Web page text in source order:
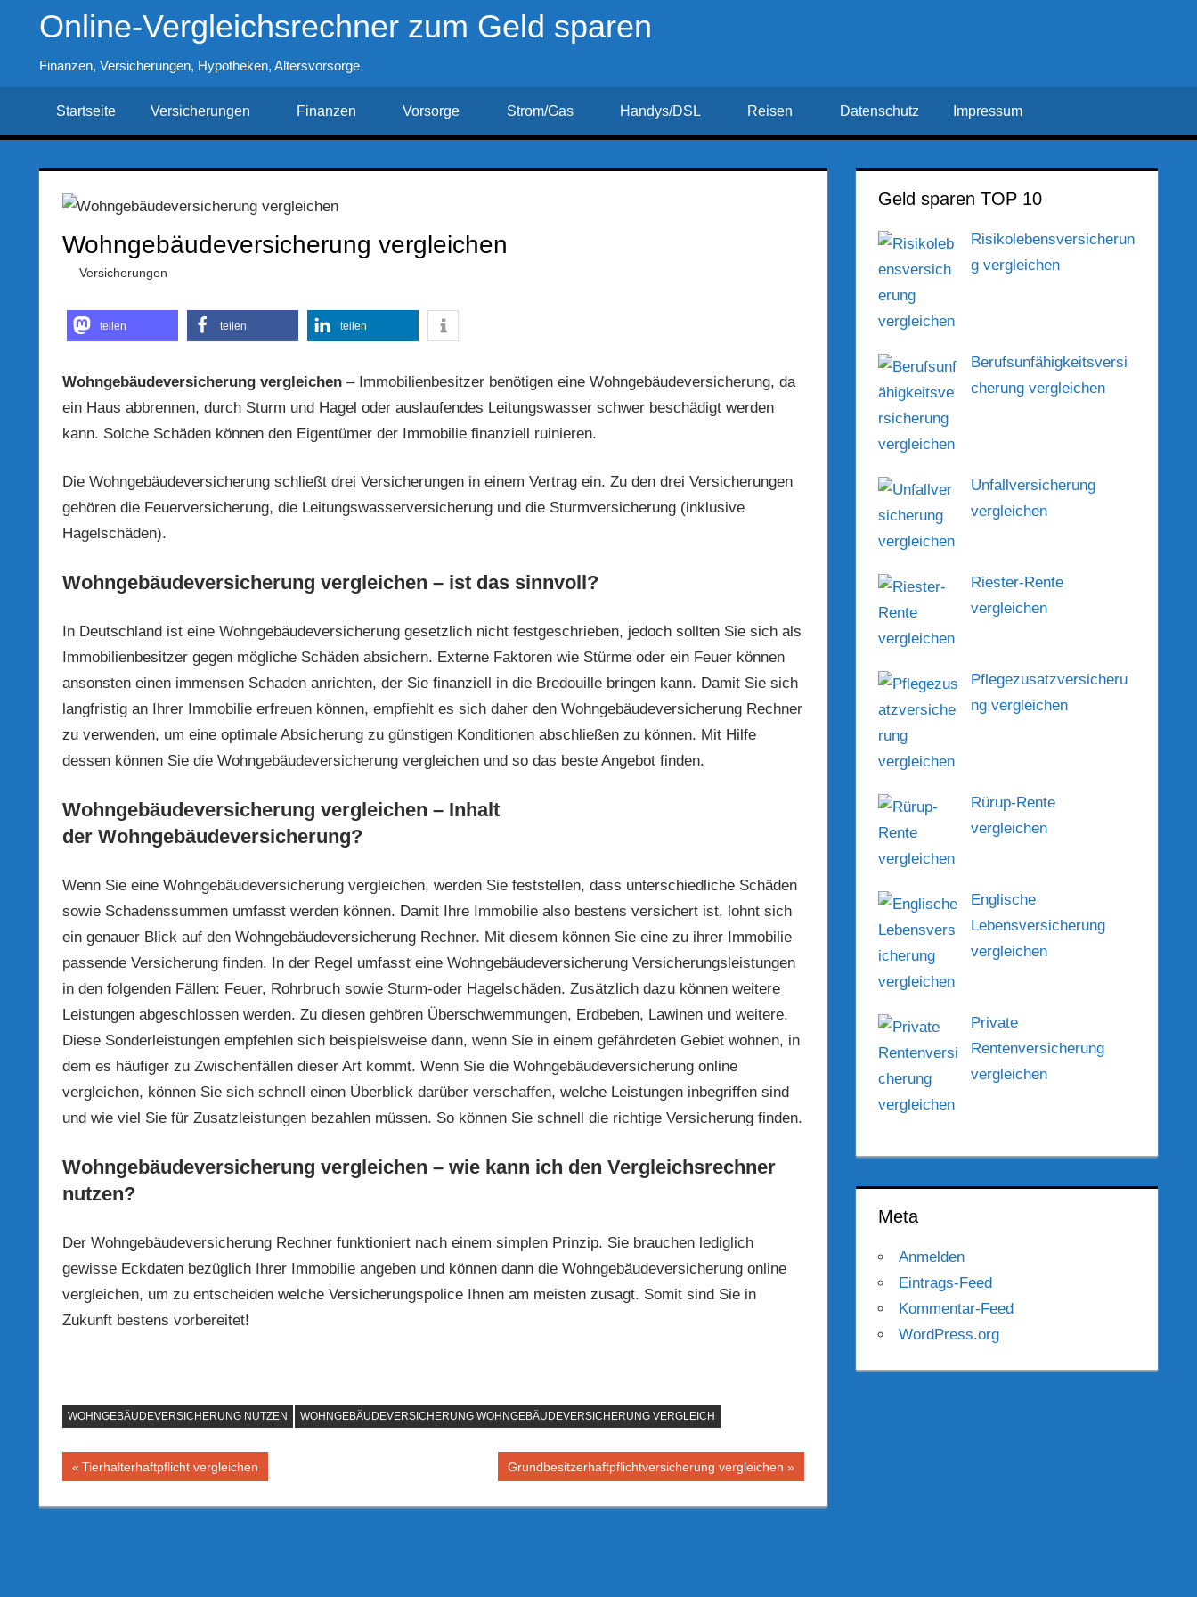
springen
Online-Vergleichsrechner zum Geld sparen
Finanzen, Versicherungen, Hypotheken, Altersvorsorge
Startseite Versicherungen Finanzen Vorsorge Strom/Gas Handys/DSL Reisen Datenschutz Impressum
Wohngebäudeversicherung vergleichen
23. März 2017
Hubert Woldrich
Versicherungen
teilen teilen teilen
Wohngebäudeversicherung vergleichen– Immobilienbesitzer benötigen eine Wohn­gebäude­versicherung, da
ein Haus abbrennen, durch Sturm und Hagel oder auslaufendes Leitungs­wasser schwer beschädigt werden
kann. Solche Schäden können den Eigentümer der Immobilie finanziell ruinieren.
Die Wohngebäudeversicherung schließt drei Versicherungen in einem Vertrag ein. Zu den drei Versicherungen
gehören die Feuerversicherung, die Leitungswasserversicherung und die Sturmversicherung (inklusive
Hagelschäden).
Wohngebäudeversicherung vergleichen – ist das sinnvoll?
In Deutschland ist eine Wohngebäudeversicherung gesetzlich nicht festgeschrieben, jedoch sollten Sie sich als
Immobilienbesitzer gegen mögliche Schäden absichern. Externe Faktoren wie Stürme oder ein Feuer können
ansonsten einen immensen Schaden anrichten, der Sie finanziell in die Bredouille bringen kann. Damit Sie sich
langfristig an Ihrer Immobilie erfreuen können, empfiehlt es sich daher den Wohngebäudeversicherung Rechner
zu verwenden, um eine optimale Absicherung zu günstigen Konditionen abschließen zu können. Mit Hilfe
dessen können Sie die Wohngebäudeversicherung vergleichen und so das beste Angebot finden.
Wohngebäudeversicherung vergleichen – Inhalt
derWohngebäudeversicherung?
Wenn Sie eine Wohngebäudeversicherung vergleichen, werden Sie feststellen, dass unterschiedliche Schäden
sowie Schadenssummen umfasst werden können. Damit Ihre Immobilie also bestens versichert ist, lohnt sich
ein genauer Blick auf den Wohngebäudeversicherung Rechner. Mit diesem können Sie eine zu ihrer Immobilie
passende Versicherung finden. In der Regel umfasst eine Wohngebäudeversicherung Versicherungsleistungen
in den folgenden Fällen: Feuer, Rohrbruch sowie Sturm-oder Hagelschäden. Zusätzlich dazu können weitere
Leistungen abgeschlossen werden. Zu diesen gehören Überschwemmungen, Erdbeben, Lawinen und weitere.
Diese Sonderleistungen empfehlen sich beispielsweise dann, wenn Sie in einem gefährdeten Gebiet wohnen, in
dem es häufiger zu Zwischenfällen dieser Art kommt. Wenn Sie die Wohngebäudeversicherung online
vergleichen, können Sie sich schnell einen Überblick darüber verschaffen, welche Leistungen inbegriffen sind
und wie viel Sie für Zusatzleistungen bezahlen müssen. So können Sie schnell die richtige Versicherung finden.
Wohngebäudeversicherung vergleichen – wie kann ich den Vergleichsrechner
nutzen?
Der Wohngebäudeversicherung Rechner funktioniert nach einem simplen Prinzip. Sie brauchen lediglich
gewisse Eckdaten bezüglich Ihrer Immobilie angeben und können dann die Wohngebäudeversicherung online
vergleichen, um zu entscheiden welche Versicherungspolice Ihnen am meisten zusagt. Somit sind Sie in
Zukunft bestens vorbereitet!
WOHNGEBÄUDEVERSICHERUNG NUTZEN WOHNGEBÄUDEVERSICHERUNG WOHNGEBÄUDEVERSICHERUNG VERGLEICH
Beitragsnavigation
Vorheriger
Tierhalterhaftpflicht vergleichen
Nächster
Grundbesitzerhaftpflichtversicherung vergleichen
Geld sparen TOP 10
Risikolebensversicherun
g vergleichen
Berufsunfähigkeitsversi
cherung vergleichen
Unfallversicherung
vergleichen
Riester-Rente
vergleichen
Pflegezusatzversicheru
ng vergleichen
Rürup-Rente
vergleichen
Englische
Lebensversicherung
vergleichen
Private
Rentenversicherung
vergleichen
Meta
Anmelden
Eintrags-Feed
Kommentar-Feed
WordPress.org